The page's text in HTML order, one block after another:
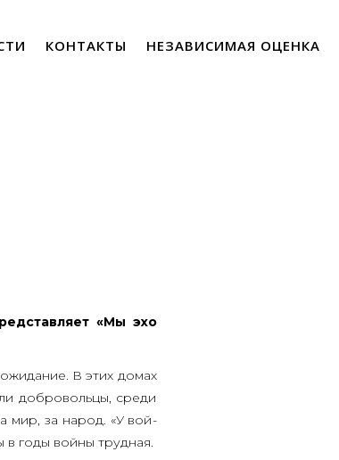
КОНТАКТЫ НЕЗАВИСИМАЯ ОЦЕНКА
«Мы эхо
В этих домах
доб­ро­воль­цы, сре­ди
мир, за народ. «У вой­
годы вой­ны трудная.